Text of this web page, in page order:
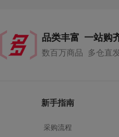
品类丰富 一站购
数百万商品 多仓直
新手指南
采购流程